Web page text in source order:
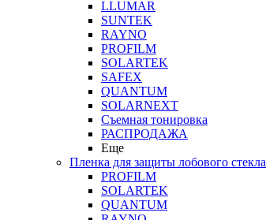
LLUMAR
SUNTEK
RAYNO
PROFILM
SOLARTEK
SAFEX
QUANTUM
SOLARNEXT
Съемная тонировка
РАСПРОДАЖА
Еще
Пленка для защиты лобового стекла
PROFILM
SOLARTEK
QUANTUM